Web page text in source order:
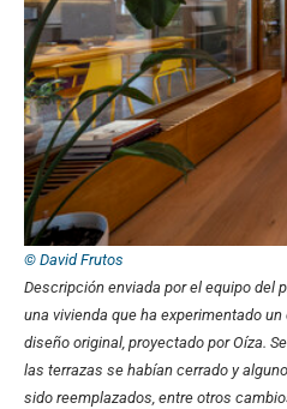
© David Frutos
Descripción enviada por el equipo del
una vivienda que ha experimentado
diseño original, proyectado por Oíza.
las terrazas se habían cerrado y
sido reemplazados, entre otros